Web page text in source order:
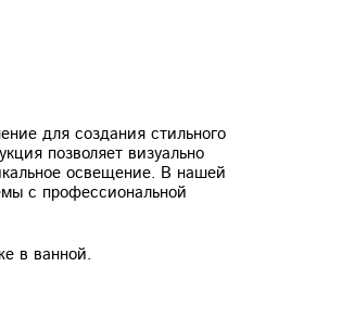
для создания стильного
позволяет визуально
освещение. В нашей
с профессиональной
в ванной.